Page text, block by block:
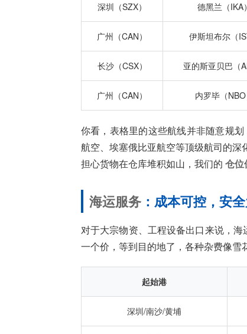
深圳（SZX） 德黑兰（IKA）
广州（CAN） 伊斯坦布尔（
长沙（CSX） 亚的斯亚贝巴（
广州（CAN） 内罗毕（NBO
你看，表格里的这些航线并非随意规
航空、埃塞俄比亚航空等顶级航司的
担心货物在仓库堆积如山，我们的 仓位
海运服务 ：成本可控，安
对于大宗物资、工程设备出口来说，
一个价，等到目的地了，各种杂费像雪
起始港
深圳/南沙/黄埔